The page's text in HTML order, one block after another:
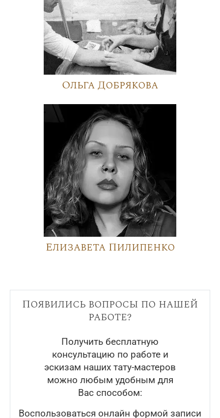
Ольга Добрякова
Елизавета Пилипенко
Появились вопросы по нашей
работе?
Получить бесплатную
консультацию по работе и
эскизам наших тату-мастеров
можно любым удобным для
Вас способом:
Воспользоваться онлайн формой записи